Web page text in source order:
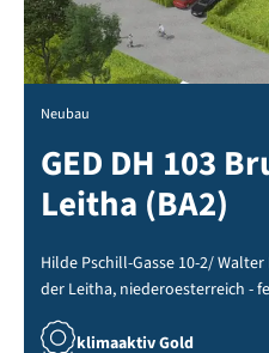
Neubau
GED DH 103
Leitha (BA2)
Hilde Pschill-Gasse 10-2/
der Leitha, niederoesterreich -
klimaaktiv Gold